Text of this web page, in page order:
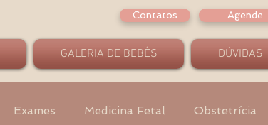
Contatos Agende
GALERIA DE BEBÊS DÚVIDAS
Exames Medicina Fetal Obstetrícia